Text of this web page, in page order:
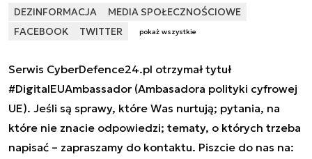
DEZINFORMACJA
MEDIA SPOŁECZNOŚCIOWE
FACEBOOK
TWITTER pokaż wszystkie
Serwis CyberDefence24.pl otrzymał tytuł
#DigitalEUAmbassador (Ambasadora polityki cyfrowej
UE). Jeśli są sprawy, które Was nurtują; pytania, na
które nie znacie odpowiedzi; tematy, o których trzeba
napisać – zapraszamy do kontaktu. Piszcie do nas na: